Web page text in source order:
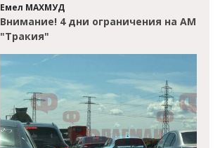
Емел МАХМУД
Внимание! 4 дни ограничения на АМ
"Тракия"